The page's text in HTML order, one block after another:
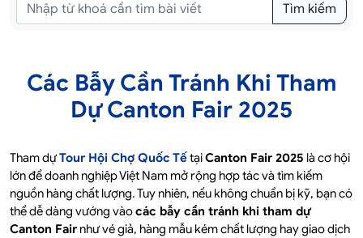
Tìm kiếm
Các Bẫy Cần Tránh Khi Tham
Dự Canton Fair 2025
Tham dựTour Hội Chợ Quốc TếtạiCanton Fair 2025 là cơ hội
lớn để doanh nghiệp Việt Nam mở rộng hợp tác và tìm kiếm
nguồn hàng chất lượng. Tuy nhiên, nếu không chuẩn bị kỹ, bạn có
thể dễ dàng vướng vàocác bẫy cần tránh khi tham dự
Canton Fair như vé giả, hàng mẫu kém chất lượng hay giao dịch